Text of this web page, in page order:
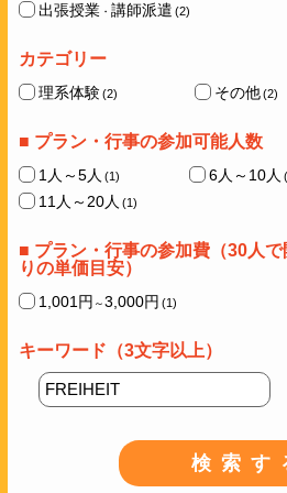
出張授業 ・ 講師派遣 (2)
カテゴリー
理系体験(2) その他(2)
■ プラン・行事の参加可能人数
1人～5人 (1) 6人～10人
11人～20人 (1)
■ プラン・行事の参加費（30人
りの単価目安）
1,001円 ～3,000円 (1)
キーワード（3文字以上）